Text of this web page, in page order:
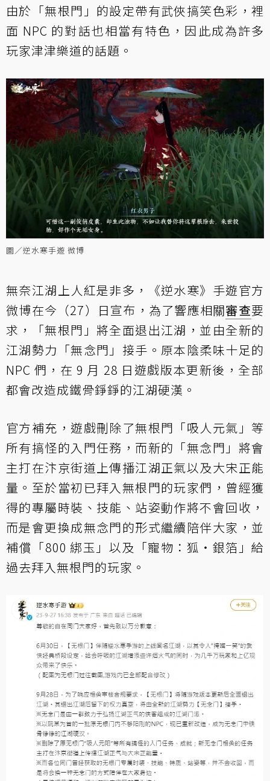
由於「無根門」的設定帶有武俠搞笑色彩，裡
面 NPC 的對話也相當有特色，因此成為許多
玩家津津樂道的話題。
圖／逆水寒手遊 微博
無奈江湖上人紅是非多，《逆水寒》手遊官方
微博在今（27）日宣布，為了響應相關審查要
求，「無根門」將全面退出江湖，並由全新的
江湖勢力「無念門」接手。原本陰柔味十足的
NPC 們，在 9 月 28 日遊戲版本更新後，全部
都會改造成鐵骨錚錚的江湖硬漢。
官方補充，遊戲刪除了無根門「吸人元氣」等
所有搞怪的入門任務，而新的「無念門」將會
主打在汴京街道上傳播江湖正氣以及大宋正能
量。至於當初已拜入無根門的玩家們，曾經獲
得的專屬時裝、技能、站姿動作將不會回收，
而是會更換成無念門的形式繼續陪伴大家，並
補償「800 綁玉」以及「寵物：狐‧銀箔」給
過去拜入無根門的玩家。